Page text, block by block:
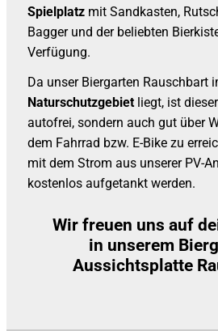
Spielplatz mit Sandkasten,
Bagger und der beliebten
Verfügung.
Da unser Biergarten Rauschbart
Naturschutzgebiet liegt, ist
autofrei, sondern auch gut über
dem Fahrrad bzw. E-Bike zu
mit dem Strom aus unserer PV-
kostenlos aufgetankt werden.
Wir freuen uns auf
in unserem
Aussichtsplatte